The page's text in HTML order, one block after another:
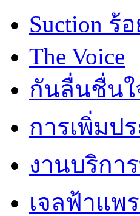
Suction ร้อ
The Voice
กันลื่นชื่นใ
การเพิ่มป
งานบริกา
เจลฟ้าแพ